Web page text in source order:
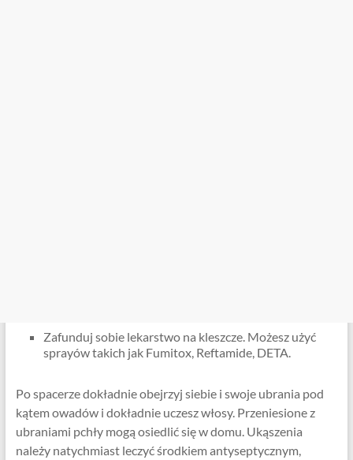
Zafunduj sobie lekarstwo na kleszcze. Możesz użyć
sprayów takich jak Fumitox, Reftamide, DETA.
Po spacerze dokładnie obejrzyj siebie i swoje ubrania pod
kątem owadów i dokładnie uczesz włosy. Przeniesione z
ubraniami pchły mogą osiedlić się w domu. Ukąszenia
należy natychmiast leczyć środkiem antyseptycznym,